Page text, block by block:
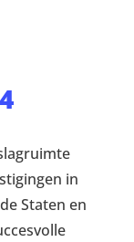
in
Staten en